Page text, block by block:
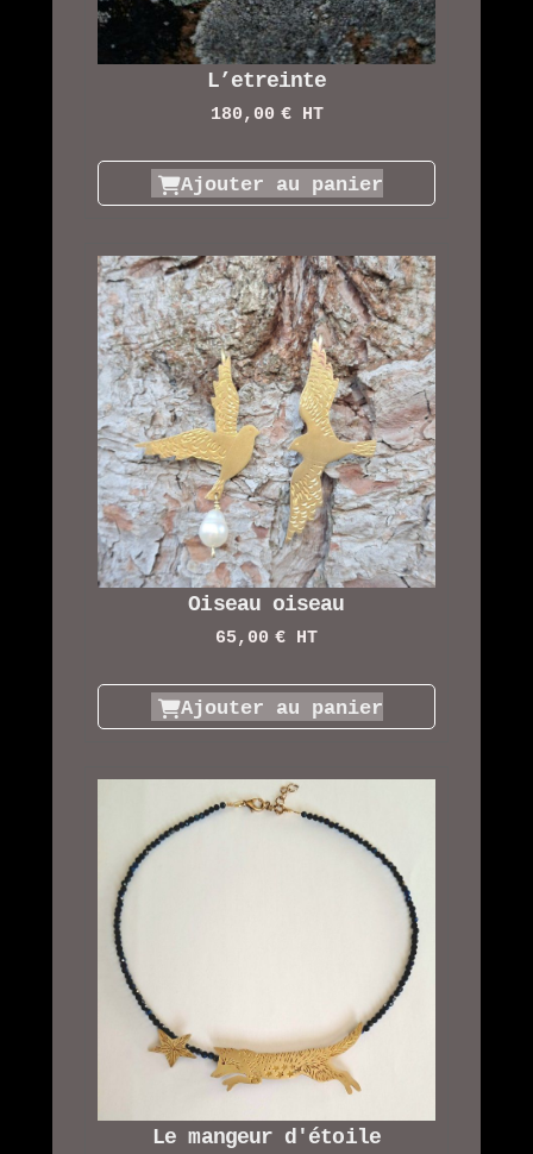
L’etreinte
180,00 € HT
Ajouter au panier
Oiseau oiseau
65,00 € HT
Ajouter au panier
Le mangeur d'étoile